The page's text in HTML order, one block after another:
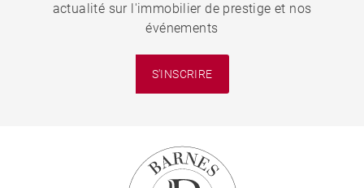
actualité sur l'immobilier de prestige et nos
événements
S'INSCRIRE